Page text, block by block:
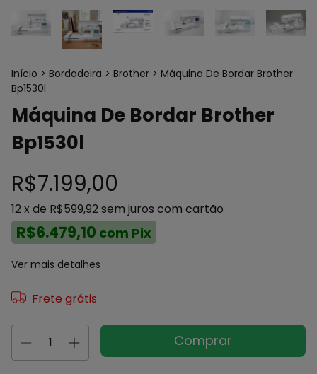
Início > Bordadeira > Brother > Máquina De Bordar Brother
Bp1530l
Máquina De Bordar Brother
Bp1530l
R$7.199,00
12x de R$599,92sem juros com cartão
R$6.479,10 com Pix
Ver mais detalhes
Frete grátis